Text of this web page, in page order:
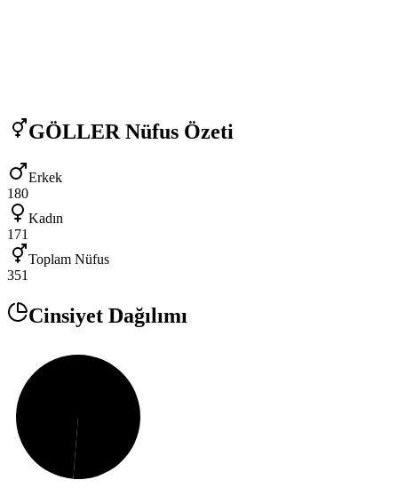
GÖLLER Nüfus Özeti
Erkek
180
Kadın
171
Toplam Nüfus
351
Cinsiyet Dağılımı